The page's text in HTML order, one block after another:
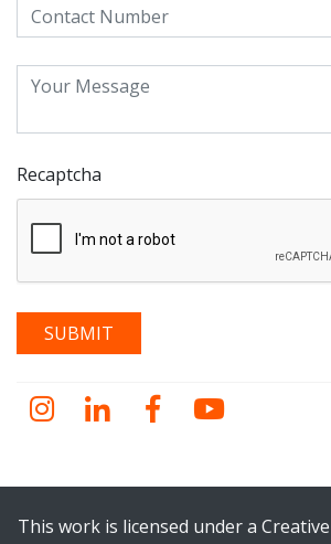
Recaptcha
Instagram
LinkedInFacebookYouTube
This work is licensed under a Creative